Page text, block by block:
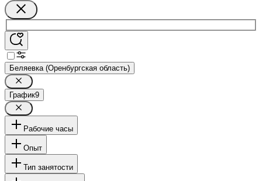
Беляевка (Оренбургская область)
График9
Рабочие часы
Опыт
Тип занятости